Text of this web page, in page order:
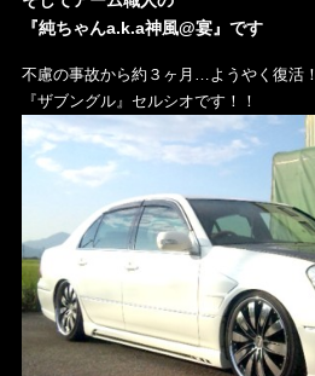
『純ちゃんa.k.a神風@宴』です
不慮の事故から約３ヶ月…ようやく復活！
『ザブングル』セルシオです！！